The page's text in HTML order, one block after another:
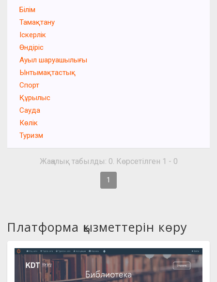
Білім
Тамақтану
Іскерлік
Өндіріс
Ауыл шаруашылығы
Ынтымақтастық
Спорт
Құрылыс
Сауда
Көлік
Туризм
Жаңалық табылды: 0. Көрсетілген 1 - 0
1
Платформа қызметтерін көру